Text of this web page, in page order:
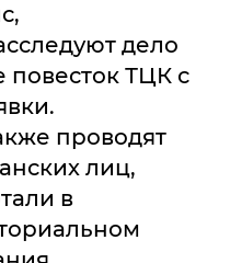
дело
ТЦК с
проводят
лиц,
в